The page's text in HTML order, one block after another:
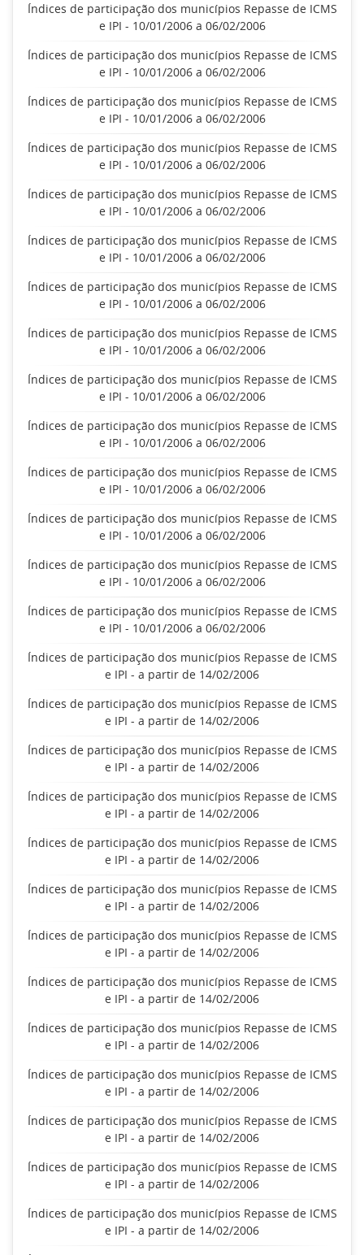
Índices de participação dos municípios Repasse de ICMS
e IPI - 10/01/2006 a 06/02/2006
Índices de participação dos municípios Repasse de ICMS
e IPI - 10/01/2006 a 06/02/2006
Índices de participação dos municípios Repasse de ICMS
e IPI - 10/01/2006 a 06/02/2006
Índices de participação dos municípios Repasse de ICMS
e IPI - 10/01/2006 a 06/02/2006
Índices de participação dos municípios Repasse de ICMS
e IPI - 10/01/2006 a 06/02/2006
Índices de participação dos municípios Repasse de ICMS
e IPI - 10/01/2006 a 06/02/2006
Índices de participação dos municípios Repasse de ICMS
e IPI - 10/01/2006 a 06/02/2006
Índices de participação dos municípios Repasse de ICMS
e IPI - 10/01/2006 a 06/02/2006
Índices de participação dos municípios Repasse de ICMS
e IPI - 10/01/2006 a 06/02/2006
Índices de participação dos municípios Repasse de ICMS
e IPI - 10/01/2006 a 06/02/2006
Índices de participação dos municípios Repasse de ICMS
e IPI - 10/01/2006 a 06/02/2006
Índices de participação dos municípios Repasse de ICMS
e IPI - 10/01/2006 a 06/02/2006
Índices de participação dos municípios Repasse de ICMS
e IPI - 10/01/2006 a 06/02/2006
Índices de participação dos municípios Repasse de ICMS
e IPI - 10/01/2006 a 06/02/2006
Índices de participação dos municípios Repasse de ICMS
e IPI - a partir de 14/02/2006
Índices de participação dos municípios Repasse de ICMS
e IPI - a partir de 14/02/2006
Índices de participação dos municípios Repasse de ICMS
e IPI - a partir de 14/02/2006
Índices de participação dos municípios Repasse de ICMS
e IPI - a partir de 14/02/2006
Índices de participação dos municípios Repasse de ICMS
e IPI - a partir de 14/02/2006
Índices de participação dos municípios Repasse de ICMS
e IPI - a partir de 14/02/2006
Índices de participação dos municípios Repasse de ICMS
e IPI - a partir de 14/02/2006
Índices de participação dos municípios Repasse de ICMS
e IPI - a partir de 14/02/2006
Índices de participação dos municípios Repasse de ICMS
e IPI - a partir de 14/02/2006
Índices de participação dos municípios Repasse de ICMS
e IPI - a partir de 14/02/2006
Índices de participação dos municípios Repasse de ICMS
e IPI - a partir de 14/02/2006
Índices de participação dos municípios Repasse de ICMS
e IPI - a partir de 14/02/2006
Índices de participação dos municípios Repasse de ICMS
e IPI - a partir de 14/02/2006